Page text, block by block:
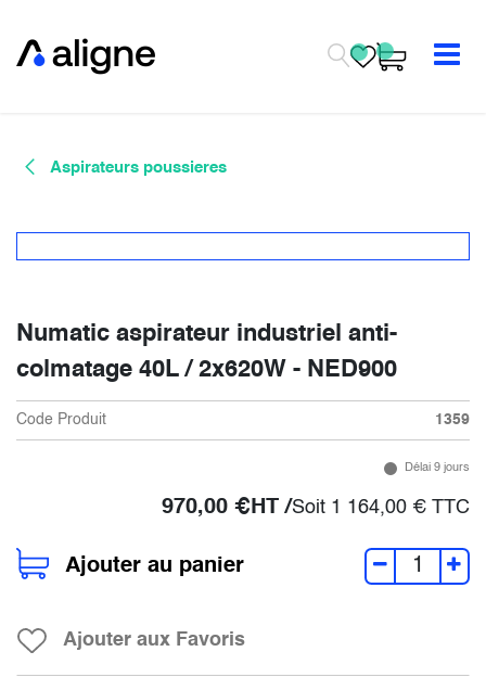
Aspirateurs poussieres
Numatic aspirateur industriel anti-
colmatage 40L / 2x620W - NED900
Code Produit 1359
Délai 9 jours
970,00 €HT /Soit 1 164,00 € TTC
Ajouter au panier
Ajouter aux Favoris